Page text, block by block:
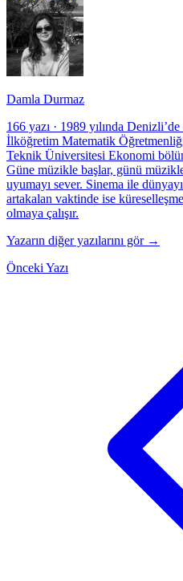
Damla Durmaz
166 yazı · 1989 yılında
İlköğretim Matematik
Teknik Üniversitesi Ekonomi
Güne müzikle başlar, günü
uyumayı sever. Sinema ile
artakalan vaktinde ise
olmaya çalışır.
Yazarın diğer yazılarını gör →
Önceki Yazı